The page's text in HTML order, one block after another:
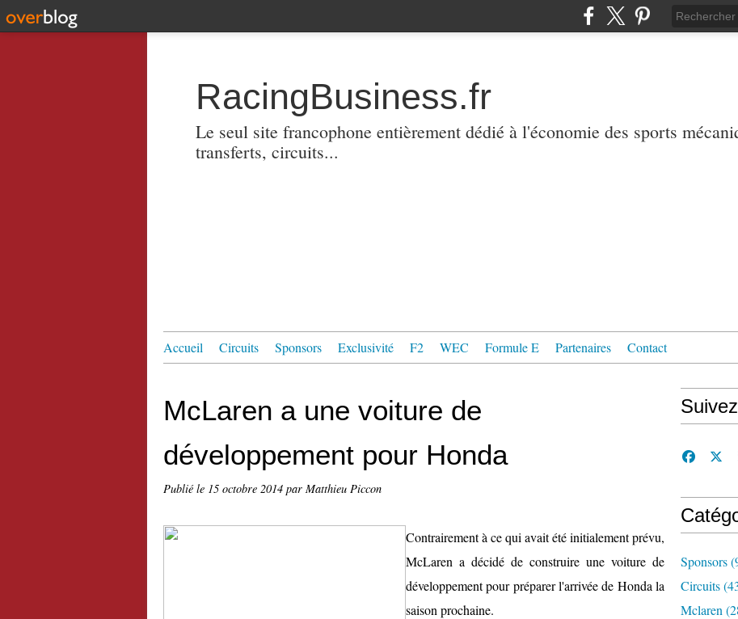
RacingBusiness.fr
Le seul site francophone entièrement dédié à l'économie des sports
transferts, circuits...
Accueil Circuits Sponsors Exclusivité F2 WEC Formule E Partenaires Contact
McLaren a une voiture de
développement pour Honda
Publié le 15 octobre 2014 par Matthieu Piccon
Contrairement à ce qui avait été initialement prévu,
McLaren a décidé de construire une voiture de
développement pour préparer l'arrivée de Honda la
saison prochaine.
Sponsors
Circuits
Mclaren